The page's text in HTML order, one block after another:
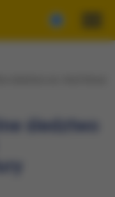
śledztwo